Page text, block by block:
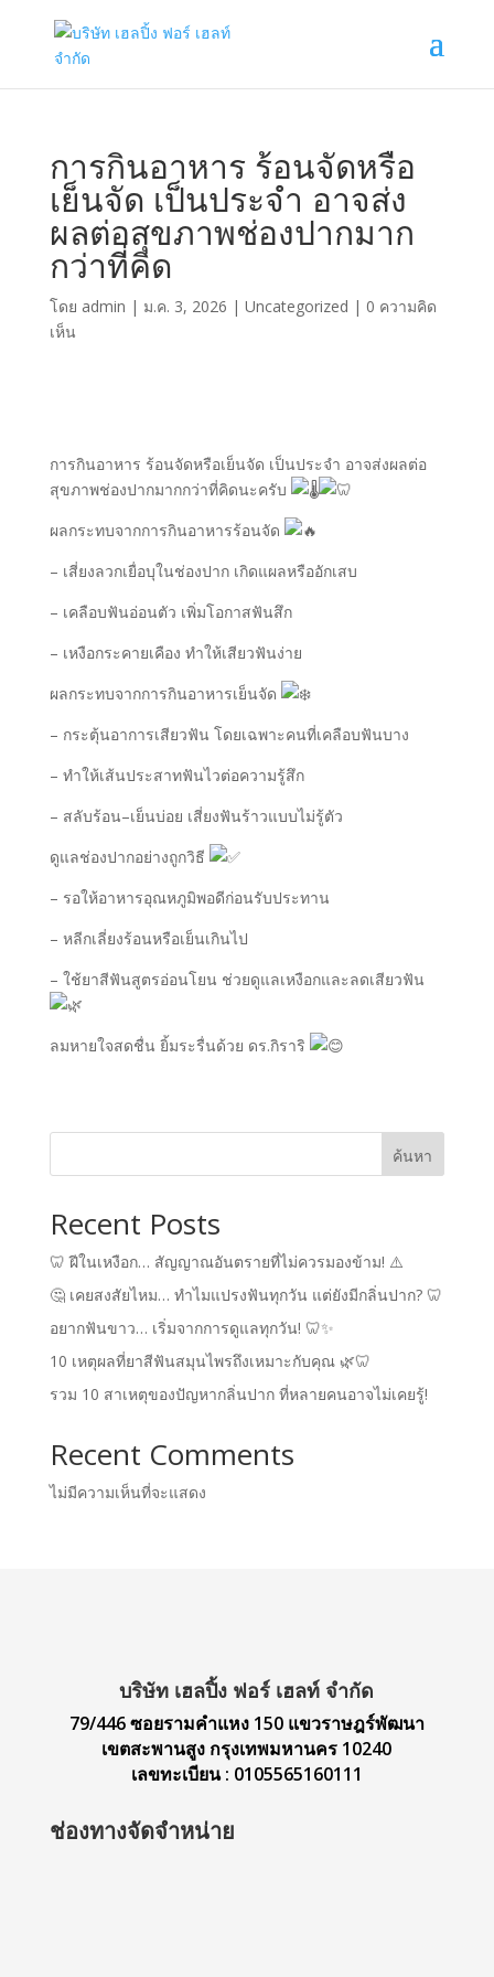
การกินอาหาร ร้อนจัดหรือ
เย็นจัด เป็นประจำ อาจส่ง
ผลต่อสุขภาพช่องปากมาก
กว่าที่คิด
โดย admin | ม.ค. 3, 2026 | Uncategorized | 0 ความคิด
เห็น
การกินอาหาร ร้อนจัดหรือเย็นจัด เป็นประจำ อาจส่งผลต่อ
สุขภาพช่องปากมากกว่าที่คิดนะครับ
ผลกระทบจากการกินอาหารร้อนจัด
– เสี่ยงลวกเยื่อบุในช่องปาก เกิดแผลหรืออักเสบ
– เคลือบฟันอ่อนตัว เพิ่มโอกาสฟันสึก
– เหงือกระคายเคือง ทำให้เสียวฟันง่าย
ผลกระทบจากการกินอาหารเย็นจัด
– กระตุ้นอาการเสียวฟัน โดยเฉพาะคนที่เคลือบฟันบาง
– ทำให้เส้นประสาทฟันไวต่อความรู้สึก
– สลับร้อน–เย็นบ่อย เสี่ยงฟันร้าวแบบไม่รู้ตัว
ดูแลช่องปากอย่างถูกวิธี
– รอให้อาหารอุณหภูมิพอดีก่อนรับประทาน
– หลีกเลี่ยงร้อนหรือเย็นเกินไป
– ใช้ยาสีฟันสูตรอ่อนโยน ช่วยดูแลเหงือกและลดเสียวฟัน
ลมหายใจสดชื่น ยิ้มระรื่นด้วย ดร.กิราริ
ค้นหา
Recent Posts
🦷 ฝีในเหงือก… สัญญาณอันตรายที่ไม่ควรมองข้าม! ⚠️
🤔 เคยสงสัยไหม… ทำไมแปรงฟันทุกวัน แต่ยังมีกลิ่นปาก? 🦷
อยากฟันขาว… เริ่มจากการดูแลทุกวัน! 🦷✨
10 เหตุผลที่ยาสีฟันสมุนไพรถึงเหมาะกับคุณ 🌿🦷
รวม 10 สาเหตุของปัญหากลิ่นปาก ที่หลายคนอาจไม่เคยรู้!
Recent Comments
ไม่มีความเห็นที่จะแสดง
บริษัท เฮลปิ้ง ฟอร์ เฮลท์ จำกัด
79/446 ซอยรามคำแหง 150 แขวราษฎร์พัฒนา
เขตสะพานสูง กรุงเทพมหานคร 10240
เลขทะเบียน: 0105565160111
ช่องทางจัดจำหน่าย